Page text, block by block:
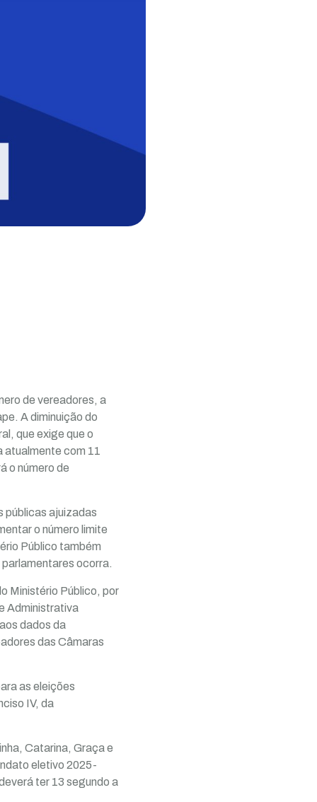
de vereadores, a
A diminuição do
que exige que o
atualmente com 11
o número de
públicas ajuizadas
o número limite
Público também
ocorra.
Ministério Público, por
Administrativa
dados da
das Câmaras
as eleições
IV, da
Catarina, Graça e
eletivo 2025-
ter 13 segundo a